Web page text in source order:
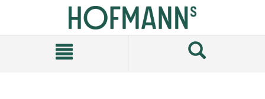
Navigationsmenü